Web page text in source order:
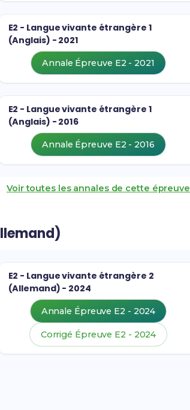
E2 - Langue vivante étrangère 1
(Anglais) - 2021
Annale Épreuve E2 - 2021
E2 - Langue vivante étrangère 1
(Anglais) - 2016
Annale Épreuve E2 - 2016
Voir toutes les annales de cette épreuve
E2 - Langue vivante étrangère 2
(Allemand) - 2024
Annale Épreuve E2 - 2024
Corrigé Épreuve E2 - 2024